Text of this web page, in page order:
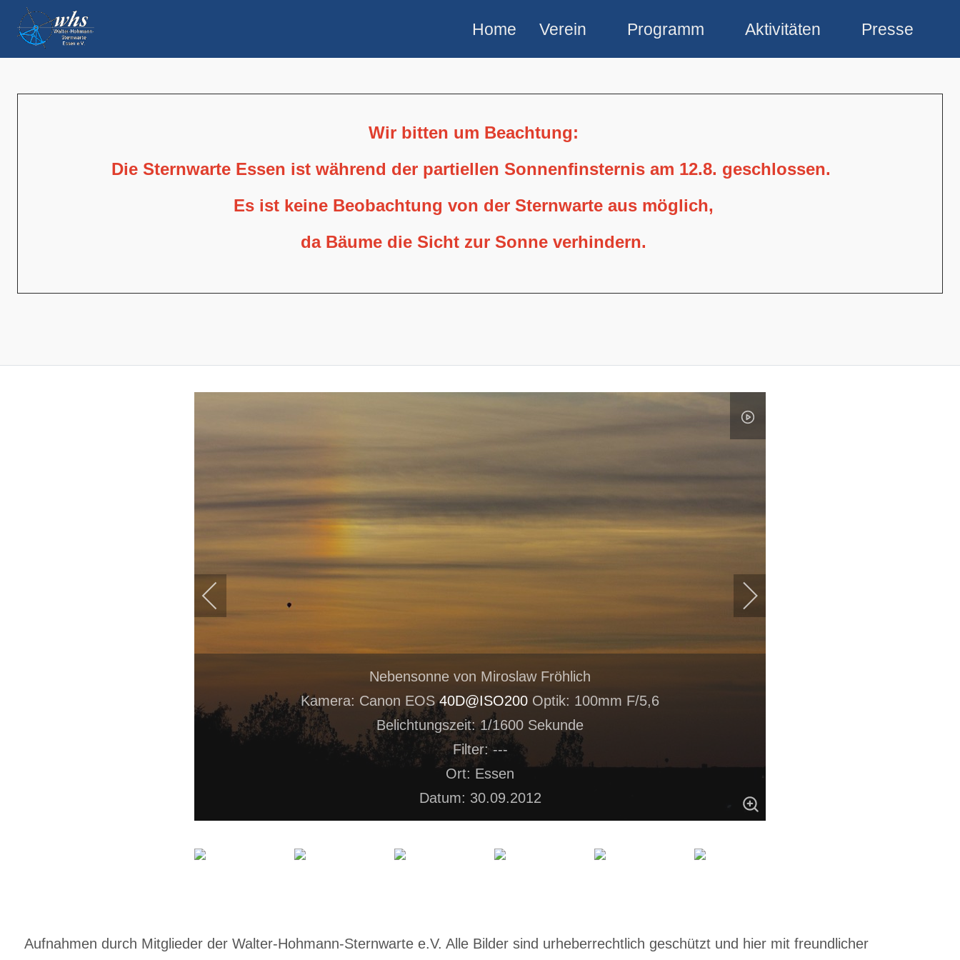
Home Verein Programm Aktivitäten Presse
Wir bitten um Beachtung:
Die Sternwarte Essen ist während der partiellen Sonnenfinsternis am 12.8. geschlossen.
Es ist keine Beobachtung von der Sternwarte aus möglich,
da Bäume die Sicht zur Sonne verhindern.
Nebensonne von Miroslaw Fröhlich
Kamera: Canon EOS40D@ISO200 Optik: 100mm F/5,6
Belichtungszeit: 1/1600 Sekunde
Filter: ---
Ort: Essen
Datum: 30.09.2012
Aufnahmen durch Mitglieder der Walter-Hohmann-Sternwarte e.V. Alle Bilder sind urheberrechtlich geschützt und hier mit freundlicher